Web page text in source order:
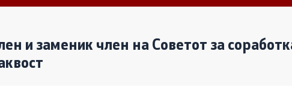
и заменик член на Советот за